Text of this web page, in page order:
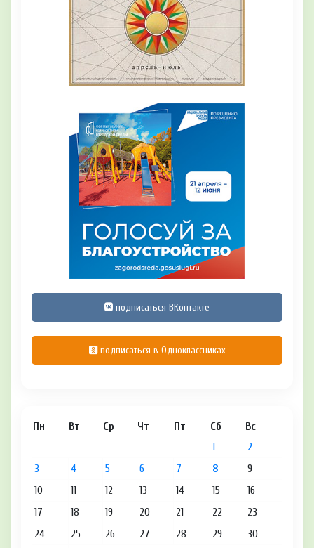
подписаться ВКонтакте
подписаться в Одноклассниках
Пн Вт Ср Чт Пт Сб Вс
1
2
3
4 5 6 7 8
9
10
11 12 13 14 15
16
17
18 19 20 21 22
23
24
25 26 27 28 29
30